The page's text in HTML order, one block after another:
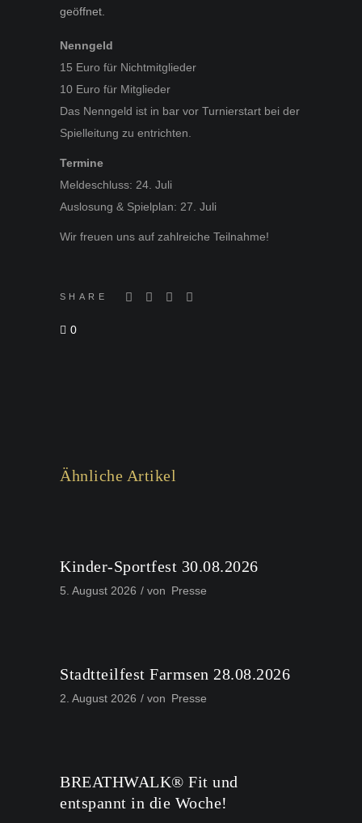
geöffnet.
Nenngeld
15 Euro für Nichtmitglieder
10 Euro für Mitglieder
Das Nenngeld ist in bar vor Turnierstart bei der
Spielleitung zu entrichten.
Termine
Meldeschluss: 24. Juli
Auslosung & Spielplan: 27. Juli
Wir freuen uns auf zahlreiche Teilnahme!
SHARE
0
Ähnliche Artikel
Kinder-Sportfest 30.08.2026
5. August 2026 von Presse
Stadtteilfest Farmsen 28.08.2026
2. August 2026 von Presse
BREATHWALK® Fit und
entspannt in die Woche!